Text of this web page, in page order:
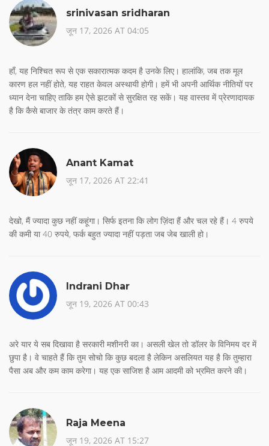
srinivasan sridharan
जून 17, 2026 AT 04:05
हाँ, यह निश्चित रूप से एक सकारात्मक कदम है उनके लिए। हालांकि, जब तक मूल
कारण हल नहीं होते, यह राहत केवल अस्थायी होगी। हमें भी अपनी आर्थिक नीतियों पर
ध्यान देना चाहिए ताकि हम ऐसे झटकों से सुरक्षित रह सकें। यह वास्तव में प्रेरणादायक
है कि कैसे बाजार के तंत्र काम करते हैं।
Anant Kamat
जून 17, 2026 AT 22:41
देखो, मैं ज्यादा कुछ नहीं कहूंगा। सिर्फ इतना कि लोग ज़िंदा हैं और चल रहे हैं। 4 रुपये
की कमी या 40 रुपये, फर्क बहुत ज्यादा नहीं पड़ता जब जेब खाली हो।
Indrani Dhar
जून 19, 2026 AT 00:43
अरे यार ये सब दिखावा है सरकारी मशीनरी का। असली खेल तो डॉलर के विनिमय दर में
छुपा है। वे चाहते हैं कि तुम सोचो कि कुछ बदला है लेकिन असलियत यह है कि तुम्हारा
पैसा अब और कम काम करेगा। यह एक साजिश है आम आदमी को भ्रमित करने की।
Raja Meena
जून 19, 2026 AT 15:27